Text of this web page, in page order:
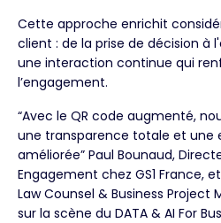
Cette approche enrichit
client : de la prise de décision à
une interaction continue qui
l’engagement.
“Avec le QR code augmenté,
une transparence totale et une
améliorée” Paul Bounaud,
Engagement chez GS1 France,
Law Counsel & Business Project
sur la scène du DATA & AI For